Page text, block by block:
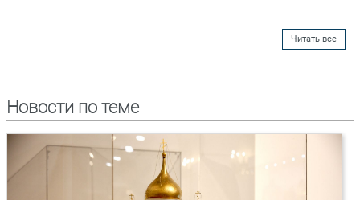
Читать все
Новости по теме